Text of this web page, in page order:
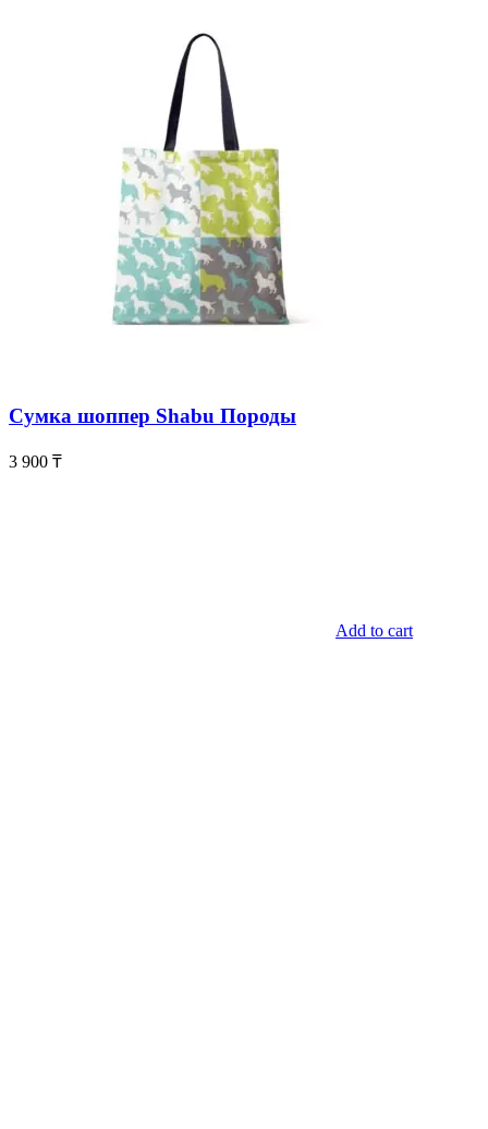
Сумка шоппер Shabu Породы
3 900 ₸
Add to cart